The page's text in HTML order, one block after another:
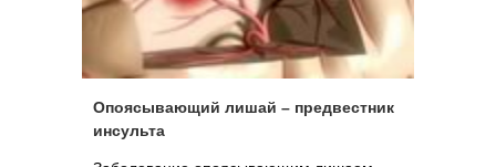
Опоясывающий лишай – предвестник
инсульта